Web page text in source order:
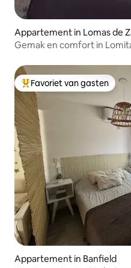
Appartement in Lomas de
Gemak en comfort in
Topfavoriet van gasten
Favoriet van gasten
Appartement in Banfield